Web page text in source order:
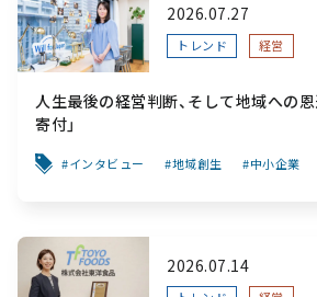
2026.07.27
トレンド 経営
人生最後の経営判断、そして地域への
寄付」
インタビュー 地域創生 中小企業
2026.07.14